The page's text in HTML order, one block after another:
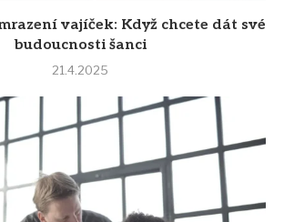
vajíček: Když chcete dát své
budoucnosti šanci
21.4.2025